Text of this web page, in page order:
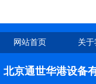
网站首页 关
北京通世华港设备